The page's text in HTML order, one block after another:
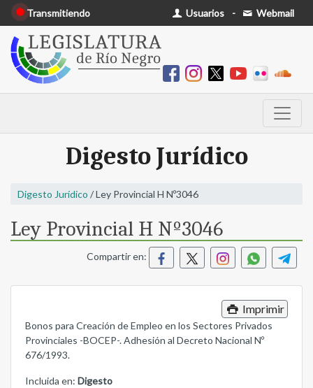
Transmitiendo Usuarios - Webmail
Digesto Jurídico
Digesto Jurídico / Ley Provincial H Nº3046
Ley Provincial H Nº3046
Compartir en:
Imprimir
Bonos para Creación de Empleo en los Sectores Privados
Provinciales -BOCEP-. Adhesión al Decreto Nacional Nº
676/1993.
Incluida en: Digesto